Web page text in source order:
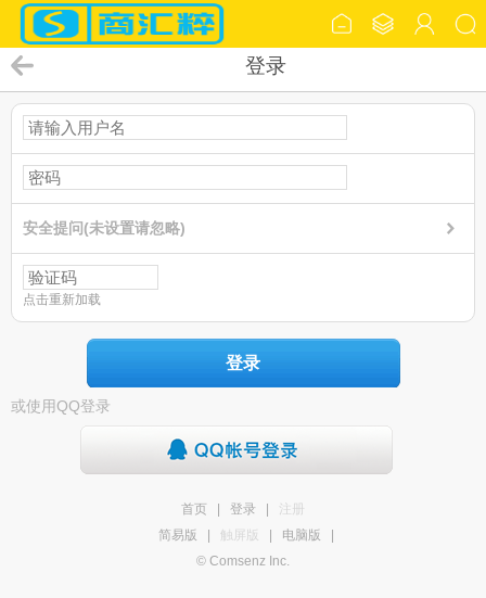
登录
安全提问(未设置请忽略)
点击重新加载
登录
或使用QQ登录
首页 登录
注册
简易版
触屏版 电脑版
© Comsenz Inc.